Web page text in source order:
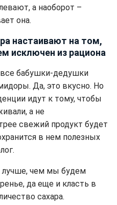
а наоборот –
она.
настаивают на том,
исключен из рациона
бабушки-дедушки
Да, это вкусно. Но
идут к тому, чтобы
а не
свежий продукт будет
в нем полезных
лучше, чем мы будем
да еще и класть в
сахара.